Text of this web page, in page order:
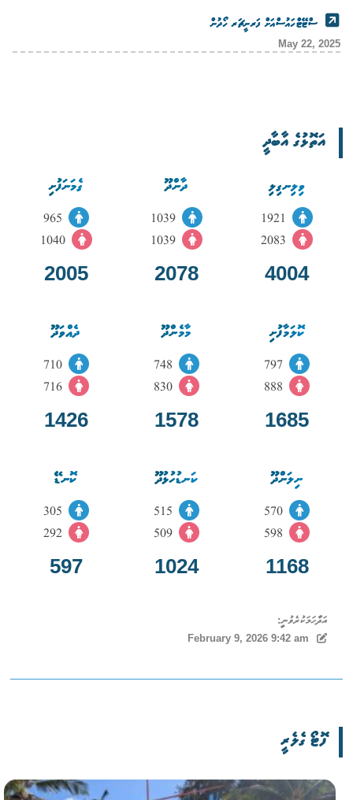
ސްޓޭޓްހައުސްއަށް ފަރނީޗަރ ހޯދުން
May 22, 2025
އަތޮޅުގެ އާބާދީ
ވިލިނގިލި
1921
2083
4004
ދާންދޫ
1039
1039
2078
ގެމަނަފުށި
1040
2005
ކޮލަމާފުށި
797
888
1685
މާމެންދޫ
748
830
1578
ދެއްވަދޫ
710
716
1426
ނިލަންދޫ
570
598
1168
ކަނޑުހުޅުދޫ
515
509
1024
ކޮނޑޭ
292
597
އަދާހަމަކުރެވުނީ:
February 9, 2026 9:42 am
ފޮޓޯ ގެލެރީ